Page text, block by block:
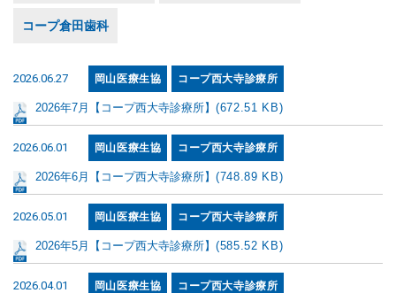
コープ倉田歯科
2026.06.27 岡山医療生協 コープ西大寺診療所
2026年7月【コープ西大寺診療所】 (672.51 KB)
2026.06.01 岡山医療生協 コープ西大寺診療所
2026年6月【コープ西大寺診療所】 (748.89 KB)
2026.05.01 岡山医療生協 コープ西大寺診療所
2026年5月【コープ西大寺診療所】 (585.52 KB)
2026.04.01 岡山医療生協 コープ西大寺診療所